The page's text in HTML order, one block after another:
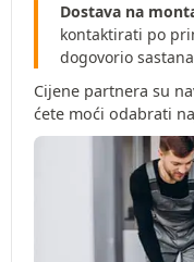
Dostava na
kontaktirati po
dogovorio
Cijene partnera su
ćete moći odabrati